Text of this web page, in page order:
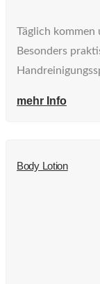
Täglich kommen
Besonders
mehr Info
Body Lotion